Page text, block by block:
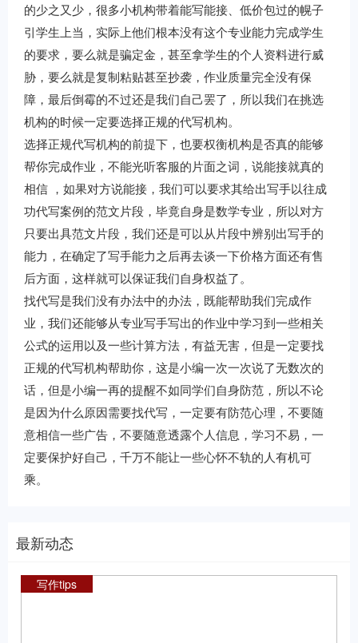
的少之又少，很多小机构带着能写能接、低价包过的幌子
引学生上当，实际上他们根本没有这个专业能力完成学生
的要求，要么就是骗定金，甚至拿学生的个人资料进行威
胁，要么就是复制粘贴甚至抄袭，作业质量完全没有保
障，最后倒霉的不过还是我们自己罢了，所以我们在挑选
机构的时候一定要选择正规的代写机构。
选择正规代写机构的前提下，也要权衡机构是否真的能够
帮你完成作业，不能光听客服的片面之词，说能接就真的
相信 ，如果对方说能接，我们可以要求其给出写手以往成
功代写案例的范文片段，毕竟自身是数学专业，所以对方
只要出具范文片段，我们还是可以从片段中辨别出写手的
能力，在确定了写手能力之后再去谈一下价格方面还有售
后方面，这样就可以保证我们自身权益了。
找代写是我们没有办法中的办法，既能帮助我们完成作
业，我们还能够从专业写手写出的作业中学习到一些相关
公式的运用以及一些计算方法，有益无害，但是一定要找
正规的代写机构帮助你，这是小编一次一次说了无数次的
话，但是小编一再的提醒不如同学们自身防范，所以不论
是因为什么原因需要找代写，一定要有防范心理，不要随
意相信一些广告，不要随意透露个人信息，学习不易，一
定要保护好自己，千万不能让一些心怀不轨的人有机可
乘。
最新动态
写作tips